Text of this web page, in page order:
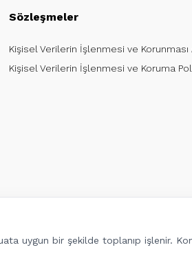
Sözleşmeler
Kişisel Verilerin İşlenmesi ve Korunması
Kişisel Verilerin İşlenmesi ve Koruma
uygun bir şekilde toplanıp işlenir.